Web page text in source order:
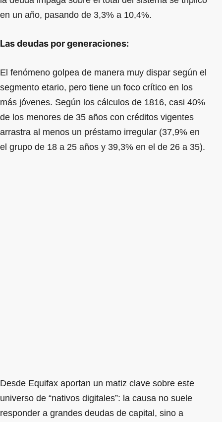
en un año, pasando de 3,3% a 10,4%.
Las deudas por generaciones:
El fenómeno golpea de manera muy dispar según el
segmento etario, pero tiene un foco crítico en los
más jóvenes. Según los cálculos de 1816, casi 40%
de los menores de 35 años con créditos vigentes
arrastra al menos un préstamo irregular (37,9% en
el grupo de 18 a 25 años y 39,3% en el de 26 a 35).
Desde Equifax aportan un matiz clave sobre este
universo de “nativos digitales”: la causa no suele
responder a grandes deudas de capital, sino a